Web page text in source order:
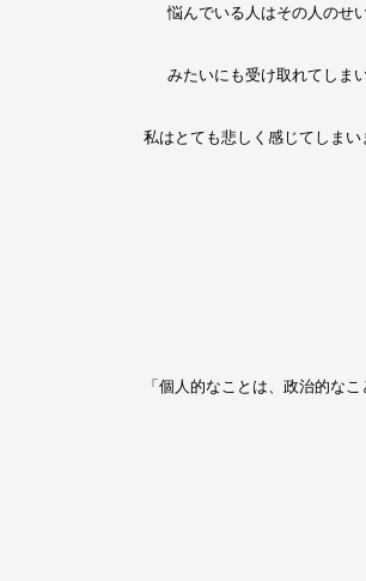
悩んでいる人はその人のせ
みたいにも受け取れてしま
私はとても悲しく感じてしまい
「個人的なことは、政治的なこ